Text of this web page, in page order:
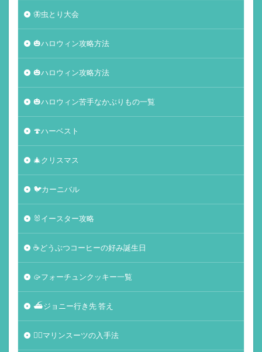
🦋虫とり大会
🎃ハロウィン攻略方法
🎃ハロウィン攻略方法
🎃ハロウィン苦手なかぶりもの一覧
🍄ハーベスト
🎄クリスマス
🐦カーニバル
🐰イースター攻略
☕️どうぶつコーヒーの好み誕生日
🥠フォーチュンクッキー一覧
⛴ジョニー行き先 答え
🏄‍♀️マリンスーツの入手法